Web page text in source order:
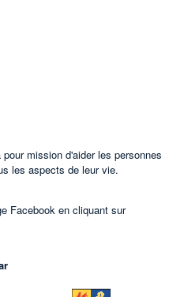
mission d'aider les personnes
les aspects de leur vie.
Facebook en cliquant sur